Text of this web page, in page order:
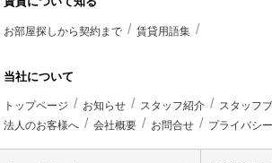
お部屋探しから契約まで 賃貸用語集
当社について
トップページ お知らせ スタッフ紹介
スタッフ
法人のお客様へ
会社概要 お問合せ プライバシ